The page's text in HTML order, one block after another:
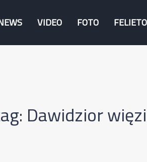
VIDEO FOTO
Dawidzior